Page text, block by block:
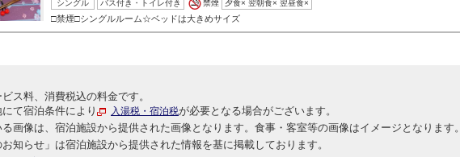
シングル バス付き・トイレ付き 禁煙 夕食× 翌朝食× 翌昼食×
□禁煙□シングルルーム☆ベッドは大きめサイズ
ス料、消費税込の料金です。
て宿泊条件により
入湯税・宿泊税が必要となる場合がございます。
画像は、宿泊施設から提供された画像となります。食事・客室等の画像はイメージとなります。
お知らせ」は宿泊施設から提供された情報を基に掲載しております。